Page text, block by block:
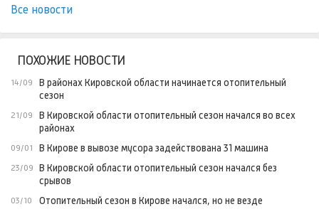
Все новости
ПОХОЖИЕ НОВОСТИ
14/09
В районах Кировской области начинается отопительный
сезон
21/09
В Кировской области отопительный сезон начался во всех
районах
09/01 В Кирове в вывозе мусора задействована 31 машина
23/09
В Кировской области отопительный сезон начался без
срывов
03/10 Отопительный сезон в Кирове начался, но не везде